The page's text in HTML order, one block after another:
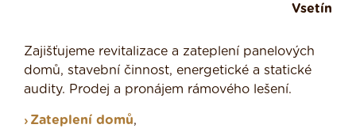
Vsetín
Zajišťujeme revitalizace a zateplení panelových
domů, stavební činnost, energetické a statické
audity. Prodej a pronájem rámového lešení.
Zateplení domů,